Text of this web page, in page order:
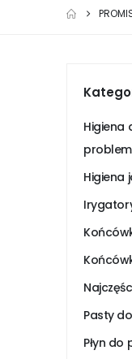
Higiena
Higiena
Pasty
Płyn do